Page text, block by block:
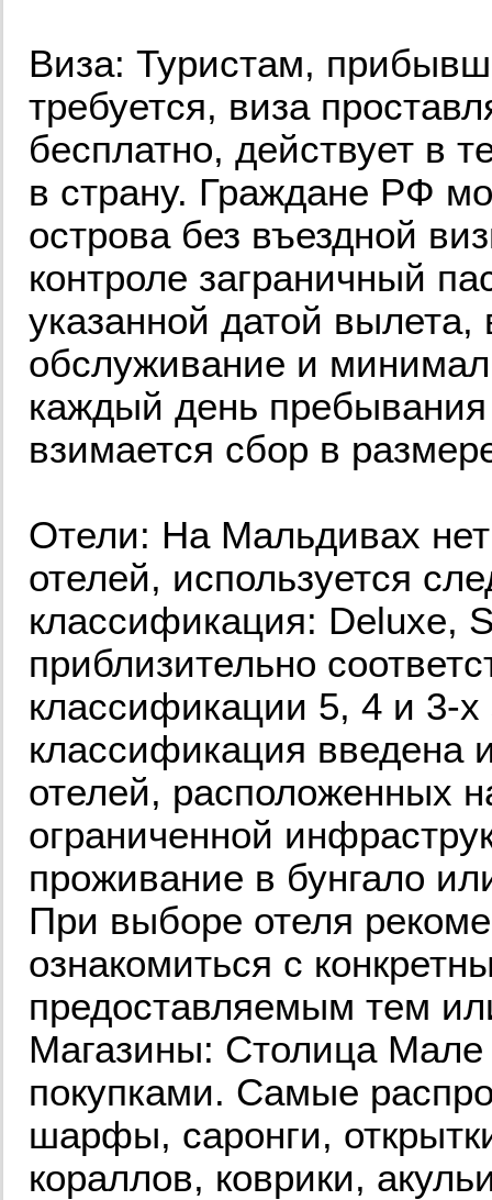
Виза: Туристам,
требуется, виза
бесплатно, действует в
в страну. Граждане РФ
острова без въездной
контроле заграничный
указанной датой вылета,
обслуживание и
каждый день
взимается сбор в
Отели: На Мальдивах
отелей, используется
классификация: Deluxe,
приблизительно
классификации 5, 4 и 3-х
классификация введена
отелей, расположенных
ограниченной
проживание в бунгало
При выборе отеля
ознакомиться с
предоставляемым тем
Магазины: Столица
покупками. Самые
шарфы, саронги,
кораллов, коврики,